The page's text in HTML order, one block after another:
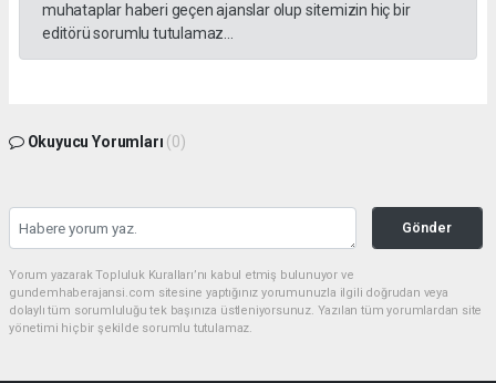
muhataplar haberi geçen ajanslar olup sitemizin hiç bir
editörü sorumlu tutulamaz...
Okuyucu Yorumları (0)
Gönder
Yorum yazarak Topluluk Kuralları’nı kabul etmiş bulunuyor ve
gundemhaberajansi.com sitesine yaptığınız yorumunuzla ilgili doğrudan veya
dolaylı tüm sorumluluğu tek başınıza üstleniyorsunuz. Yazılan tüm yorumlardan site
yönetimi hiçbir şekilde sorumlu tutulamaz.